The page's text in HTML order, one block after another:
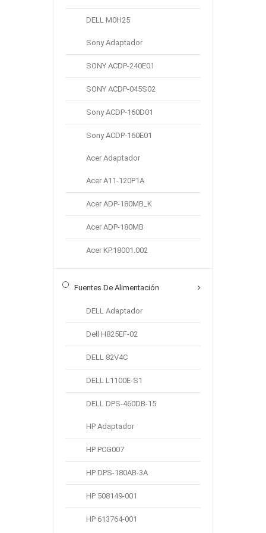
DELL M0H25
Sony Adaptador
SONY ACDP-240E01
SONY ACDP-045S02
Sony ACDP-160D01
Sony ACDP-160E01
Acer Adaptador
Acer A11-120P1A
Acer ADP-180MB_K
Acer ADP-180MB
Acer KP.18001.002
Fuentes De Alimentación
DELL Adaptador
Dell H825EF-02
DELL 82V4C
DELL L1100E-S1
DELL DPS-460DB-15
HP Adaptador
HP PCG007
HP DPS-180AB-3A
HP 508149-001
HP 613764-001
Voltaje:3.86V
Batería Compatible Con
Samsung Galaxy Tab S9 Plus
Wi-Fi X810/5G X816
€ 29.45
Marca:SAMSUNG
Capacidad: 9800mAh
Voltaje:3.86V
Nuevo
Samsung Galaxy Tab S8 Ultra
categoría: Batería de tablet PC
Voltaje: 3.86V
Nuevo